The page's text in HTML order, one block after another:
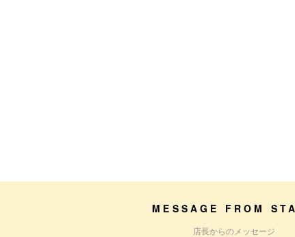
MESSAGE FROM
店長からのメッセージ